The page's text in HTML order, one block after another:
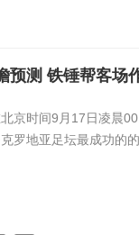
预测 铁锤帮客场
京时间9月17日凌晨
罗地亚足坛最成功的